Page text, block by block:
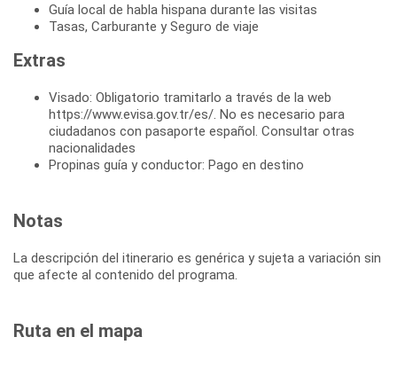
Guía local de habla hispana durante las visitas
Tasas, Carburante y Seguro de viaje
Extras
Visado: Obligatorio tramitarlo a través de la web
https://www.evisa.gov.tr/es/. No es necesario para
ciudadanos con pasaporte español. Consultar otras
nacionalidades
Propinas guía y conductor: Pago en destino
Notas
La descripción del itinerario es genérica y sujeta a variación sin
que afecte al contenido del programa.
Ruta en el mapa